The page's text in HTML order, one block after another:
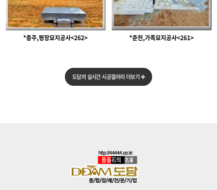
*충주,평장묘지공사<262> *춘천,가족묘지공사<261>
도담의 실시간 시공갤러리 더보기